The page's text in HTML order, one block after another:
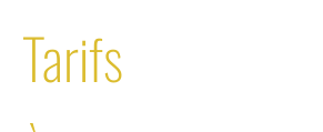
Tarifs